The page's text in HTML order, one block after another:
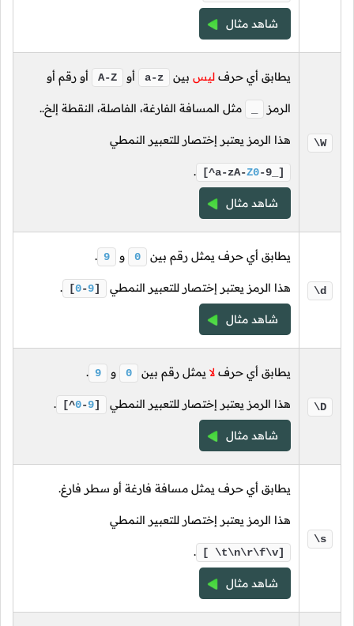
شاهد مثال
\W
يطابق أي حرف ليس بين a-z أو A-Z أو رقم أو
الرمز مثل المسافة الفارغة، الفاصلة، النقطة إلخ..
هذا الرمز يعتبر إختصار للتعبير النمطي
[^a-zA-Z0-9_]
.
شاهد مثال
\d
يطابق أي حرف يمثل رقم بين 0 و 9
.
هذا الرمز يعتبر إختصار للتعبير النمطي [0-9]
.
شاهد مثال
\D
يطابق أي حرف لا يمثل رقم بين 0 و 9
.
هذا الرمز يعتبر إختصار للتعبير النمطي [^0-9]
.
شاهد مثال
\s
يطابق أي حرف يمثل مسافة فارغة أو سطر فارغ.
هذا الرمز يعتبر إختصار للتعبير النمطي
[ \t\n\r\f\v]
.
شاهد مثال